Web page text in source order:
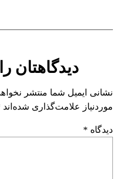
دیدگاهتان
نشانی ایمیل شما منتشر
موردنیاز علامت‌گذاری شده‌اند
دیدگاه *